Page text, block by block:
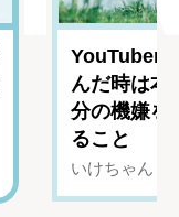
YouTuber
んだ時は
分の機嫌を
ること
いけちゃん（